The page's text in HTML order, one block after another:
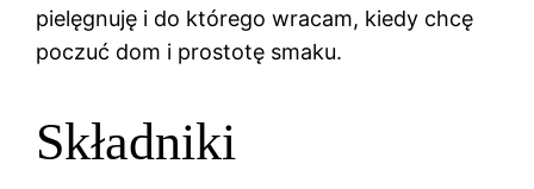
pielęgnuję i do którego wracam, kiedy chcę
poczuć dom i prostotę smaku.
Składniki